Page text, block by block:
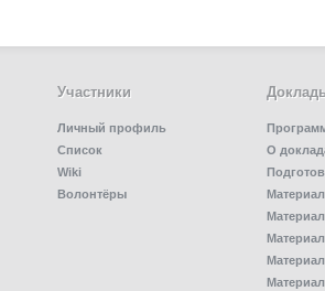
Участники
Личный профиль
Список
Wiki
Волонтёры
О